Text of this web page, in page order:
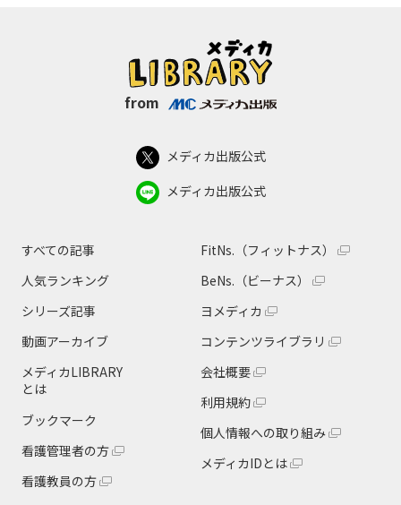
from
メディカ出版公式
メディカ出版公式
すべての記事
人気ランキング
シリーズ記事
動画アーカイブ
メディカLIBRARY
とは
ブックマーク
看護管理者の方
看護教員の方
FitNs.（フィットナス）
BeNs.（ビーナス）
ヨメディカ
コンテンツライブラリ
会社概要
利用規約
個人情報への取り組み
メディカIDとは